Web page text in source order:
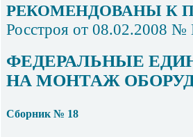
РЕКОМЕНДОВАНЫ К
Росстроя от 08.02.2008
ФЕДЕРАЛЬНЫЕ
НА МОНТАЖ
Сборник № 18